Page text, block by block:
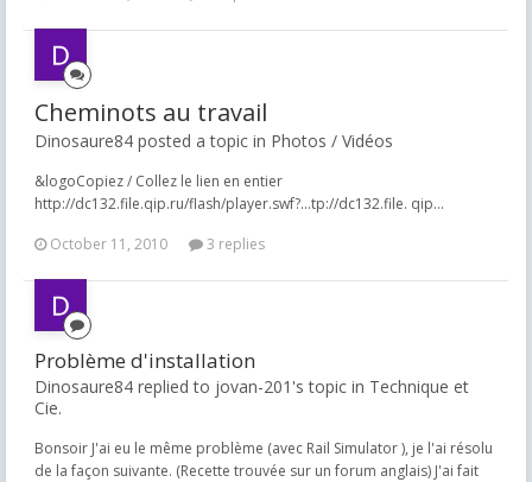
Cheminots au travail
Dinosaure84 posted a topic in Photos / Vidéos
&logoCopiez / Collez le lien en entier
http://dc132.file.qip.ru/flash/player.swf?...tp://dc132.file. qip...
October 11, 2010
3 replies
Problème d'installation
Dinosaure84 replied to jovan-201's topic in Technique et
Cie.
Bonsoir J'ai eu le même problème (avec Rail Simulator ), je l'ai résolu
de la façon suivante. (Recette trouvée sur un forum anglais) J'ai fait